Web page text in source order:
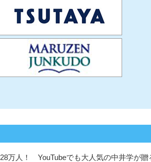
万人！ YouTubeでも大人気の中井学が